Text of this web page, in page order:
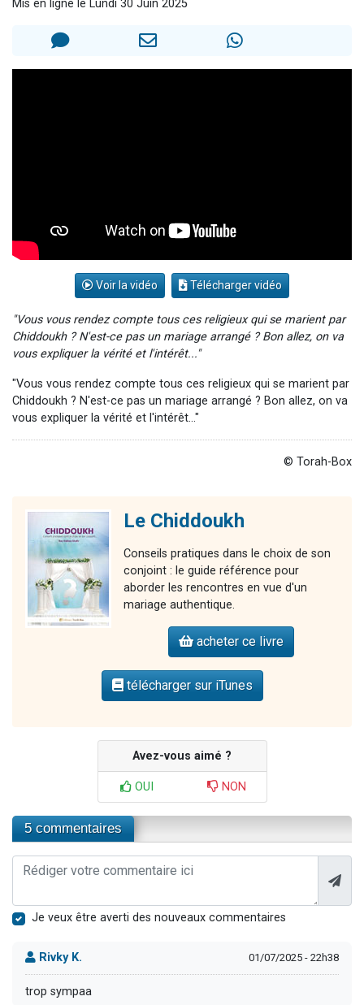
Mis en ligne le Lundi 30 Juin 2025
Voir la vidéo Télécharger vidéo
"Vous vous rendez compte tous ces religieux qui se marient par
Chiddoukh ? N'est-ce pas un mariage arrangé ? Bon allez, on va
vous expliquer la vérité et l'intérêt..."
"Vous vous rendez compte tous ces religieux qui se marient par
Chiddoukh ? N'est-ce pas un mariage arrangé ? Bon allez, on va
vous expliquer la vérité et l'intérêt..."
© Torah-Box
Le Chiddoukh
Conseils pratiques dans le choix de son
conjoint : le guide référence pour
aborder les rencontres en vue d'un
mariage authentique.
acheter ce livre
télécharger sur iTunes
Avez-vous aimé ?
OUI NON
5 commentaires
Je veux être averti des nouveaux commentaires
Rivky K. 01/07/2025 - 22h38
trop sympaa